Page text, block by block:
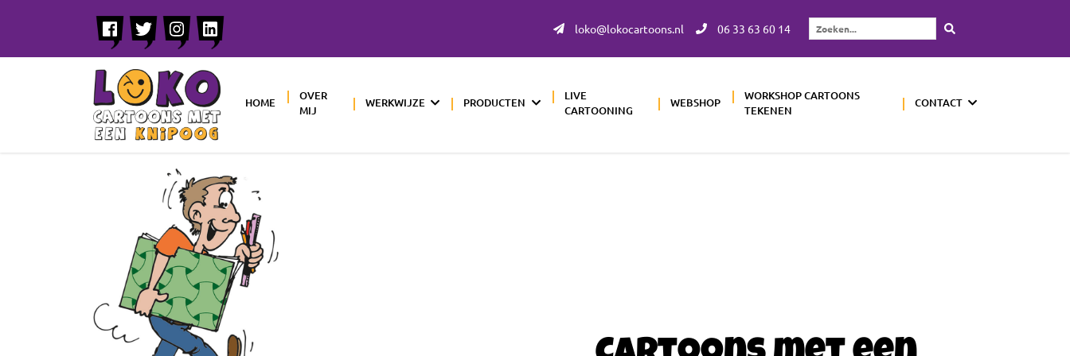
loko@lokocartoons.nl 06 33 63 60 14
Zoeken...
HOME
OVER
MIJ
WERKWIJZE PRODUCTEN
LIVE
CARTOONING
WEBSHOP
WORKSHOP CARTOONS
TEKENEN
CONTACT